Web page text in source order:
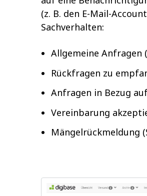
(z. B. den E-Mail-
Sachverhalten:
Allgemeine
Rückfragen zu
Anfragen in Bezug
Vereinbarung
Mängelrückmeldung